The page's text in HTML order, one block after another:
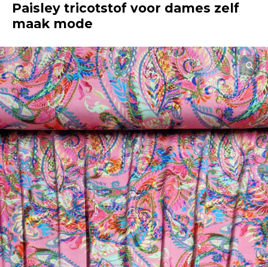
Kinderkamer
Katoen
Grootverbruik
Tijdpakker stof
Paisley tricotstof voor dames zelf
maak mode